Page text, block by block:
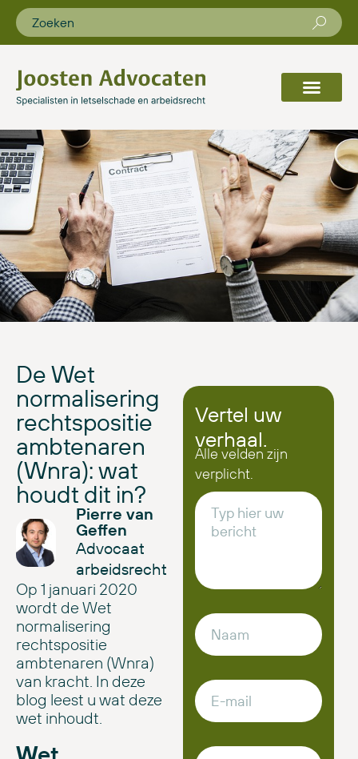
De Wet
normalisering
rechtspositie
ambtenaren
(Wnra): wat
houdt dit in?
Pierre van
Geffen
Advocaat
arbeidsrecht
Op 1 januari 2020
wordt de Wet
normalisering
rechtspositie
ambtenaren (Wnra)
van kracht. In deze
blog leest u wat deze
wet inhoudt.
Vertel uw
verhaal.
Alle velden zijn
verplicht.